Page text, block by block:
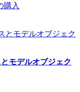
購入
モデルオブジェク